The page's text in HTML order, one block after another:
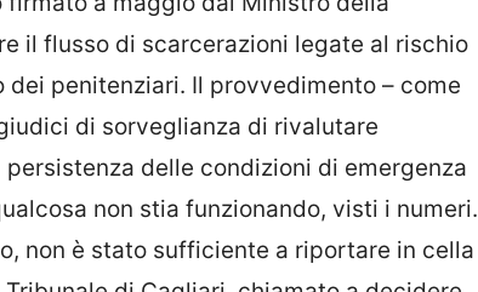
il flusso di scarcerazioni legate al rischio
penitenziari. Il provvedimento – come
di sorveglianza di rivalutare
delle condizioni di emergenza
non stia funzionando, visti i numeri.
non è stato sufficiente a riportare in cella